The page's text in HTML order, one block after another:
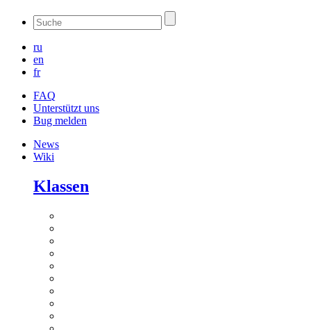
ru
en
fr
FAQ
Unterstützt uns
Bug melden
News
Wiki
Klassen